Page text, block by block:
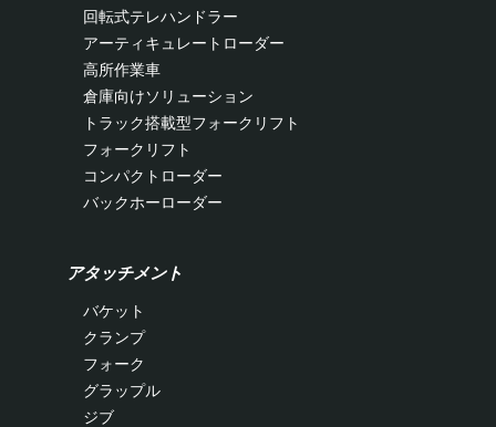
回転式テレハンドラー
アーティキュレートローダー
高所作業車
倉庫向けソリューション
トラック搭載型フォークリフト
フォークリフト
コンパクトローダー
バックホーローダー
アタッチメント
バケット
クランプ
フォーク
グラップル
ジブ